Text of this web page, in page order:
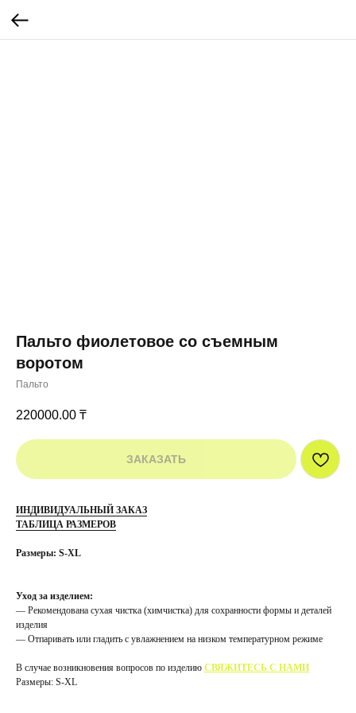
Пальто фиолетовое со съемным
воротом
Пальто
220000.00 ₸
ЗАКАЗАТЬ
ИНДИВИДУАЛЬНЫЙ ЗАКАЗ
ТАБЛИЦА РАЗМЕРОВ
Размеры: S-XL
Уход за изделием:
— Рекомендована сухая чистка (химчистка) для сохранности формы и деталей
изделия
— Отпаривать или гладить с увлажнением на низком температурном режиме
В случае возникновения вопросов по изделию СВЯЖИТЕСЬ С НАМИ
Размеры: S-XL